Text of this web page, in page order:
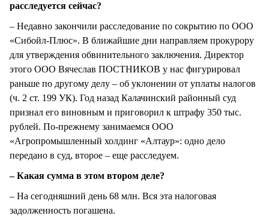
расследуется сейчас?
– Недавно закончили расследование по сокрытию по ООО
«Сибойл-Плюс». В ближайшие дни направляем прокурору
для утверждения обвинительного заключения. Директор
этого ООО Вячеслав ПОСТНИКОВ у нас фигурировал
раньше по другому делу – об уклонении от уплаты налогов
(ч. 2 ст. 199 УК). Год назад Калачинский районный суд
признал его виновным и приговорил к штрафу 350 тыс.
рублей. По-прежнему занимаемся ООО
«Агропромышленный холдинг «Алтаур»: одно дело
передано в суд, второе – еще расследуем.
– Какая сумма в этом втором деле?
– На сегодняшний день 68 млн. Вся эта налоговая
задолженность погашена.